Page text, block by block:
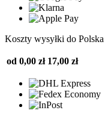
Koszty wysyłki do Polska
od 0,00 zł 17,00 zł